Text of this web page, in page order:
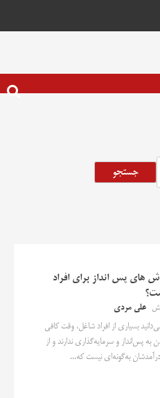
جستجو
های پس‌ انداز برای افراد
علی مردی
بسیاری از افراد شاغل، وقت کافی
به پس‌انداز و سرمایه‌گذاری ندارند و از
به‌گونه‌ای نیست که...